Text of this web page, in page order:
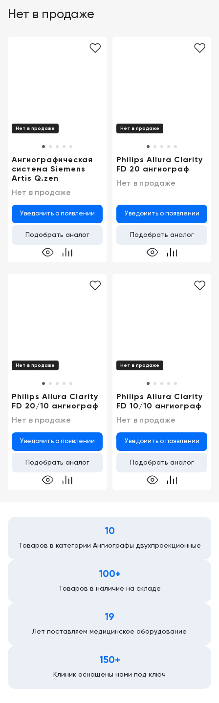
Нет в продаже
Нет в продаже
Ангиографическая
система Siemens
Artis Q.zen
Нет в продаже
Уведомить о появлении
Подобрать аналог
Нет в продаже
Philips Allura Clarity
FD 20 ангиограф
Нет в продаже
Уведомить о появлении
Подобрать аналог
Нет в продаже
Philips Allura Clarity
FD 20/10 ангиограф
Нет в продаже
Уведомить о появлении
Подобрать аналог
Нет в продаже
Philips Allura Clarity
FD 10/10 ангиограф
Нет в продаже
Уведомить о появлении
Подобрать аналог
10
Товаров в категории Ангиографы двухпроекционные
100+
Товаров в наличие на складе
19
Лет поставляем медицинское оборудование
150+
Клиник оснащены нами под ключ